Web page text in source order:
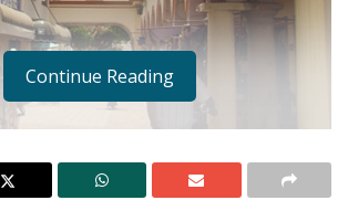
Continue Reading